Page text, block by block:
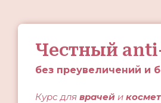
Честный
без преувеличений и
Курс для врачей и